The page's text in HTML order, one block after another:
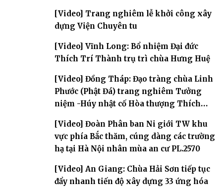
[Video] Trang nghiêm lễ khởi công xây
dựng Viện Chuyên tu
[Video] Vĩnh Long: Bổ nhiệm Đại đức
Thích Trí Thành trụ trì chùa Hưng Huệ
[Video] Đồng Tháp: Đạo tràng chùa Linh
Phước (Phật Đá) trang nghiêm Tưởng
niệm -Húy nhật cố Hòa thượng Thích
[Video] Đoàn Phân ban Ni giới TW khu
vực phía Bắc thăm, cúng dàng các trường
hạ tại Hà Nội nhân mùa an cư PL.2570
[Video] An Giang: Chùa Hải Sơn tiếp tục
đẩy nhanh tiến độ xây dựng 33 ứng hóa